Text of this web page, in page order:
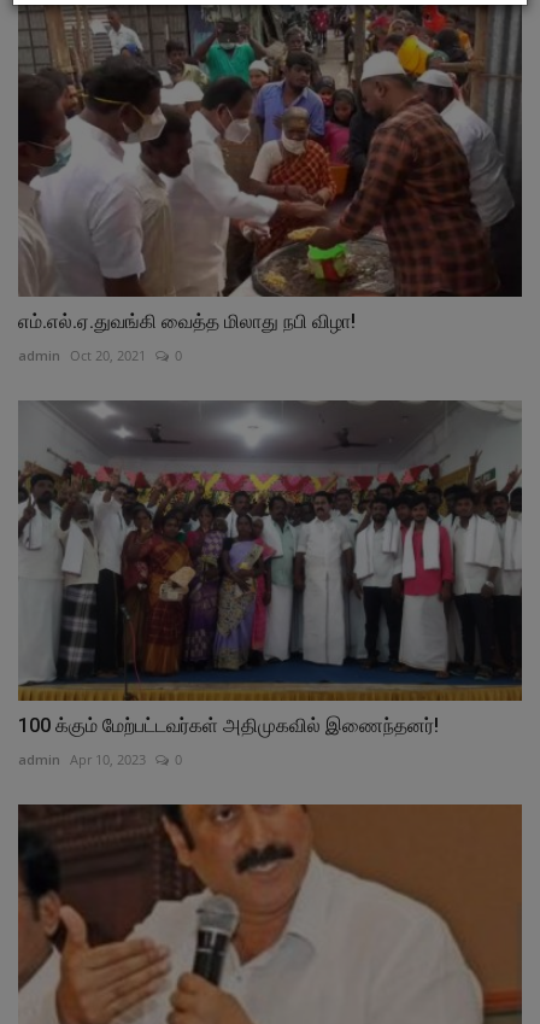
எம்.எல்.ஏ.துவங்கி வைத்த மிலாது நபி விழா!
admin Oct 20, 2021 0
100 க்கும் மேற்பட்டவர்கள் அதிமுகவில் இணைந்தனர்!
admin Apr 10, 2023 0